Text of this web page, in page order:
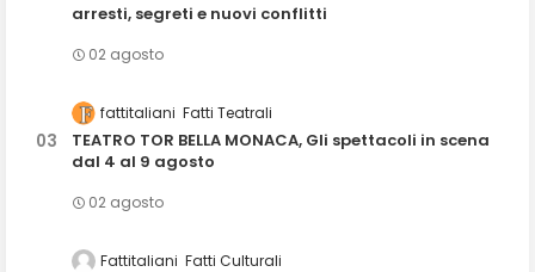
arresti, segreti e nuovi conflitti
02 agosto
fattitaliani Fatti Teatrali
TEATRO TOR BELLA MONACA, Gli spettacoli in scena
dal 4 al 9 agosto
02 agosto
Fattitaliani Fatti Culturali